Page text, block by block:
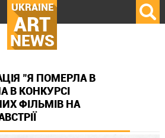
UKRAINE
ART
NEWS
"Я ПОМЕРЛА В
В КОНКУРСІ
ФІЛЬМІВ НА